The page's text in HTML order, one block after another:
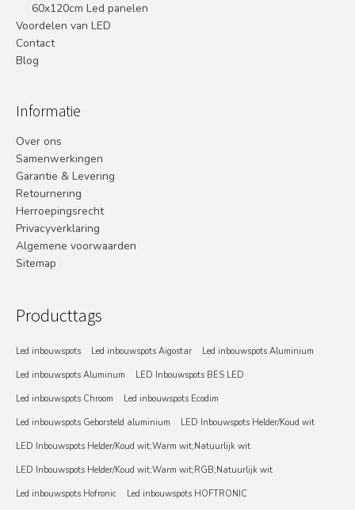
60x120cm Led panelen
Voordelen van LED
Contact
Blog
Informatie
Over ons
Samenwerkingen
Garantie & Levering
Retournering
Herroepingsrecht
Privacyverklaring
Algemene voorwaarden
Sitemap
Producttags
Led inbouwspots Led inbouwspots Aigostar
Led inbouwspots Aluminium
Led inbouwspots Aluminum
LED Inbouwspots BES LED
Led inbouwspots Chroom
Led inbouwspots Ecodim
Led inbouwspots Geborsteld aluminium
LED Inbouwspots Helder/Koud wit
LED Inbouwspots Helder/Koud wit;Warm wit;Natuurlijk wit
LED Inbouwspots Helder/Koud wit;Warm wit;RGB;Natuurlijk wit
Led inbouwspots Hofronic
Led inbouwspots HOFTRONIC